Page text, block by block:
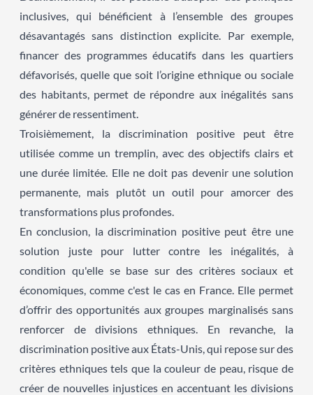
inclusives, qui bénéficient à l’ensemble des groupes
désavantagés sans distinction explicite. Par exemple,
financer des programmes éducatifs dans les quartiers
défavorisés, quelle que soit l’origine ethnique ou sociale
des habitants, permet de répondre aux inégalités sans
générer de ressentiment.
Troisièmement, la discrimination positive peut être
utilisée comme un tremplin, avec des objectifs clairs et
une durée limitée. Elle ne doit pas devenir une solution
permanente, mais plutôt un outil pour amorcer des
transformations plus profondes.
En conclusion, la discrimination positive peut être une
solution juste pour lutter contre les inégalités, à
condition qu'elle se base sur des critères sociaux et
économiques, comme c'est le cas en France. Elle permet
d’offrir des opportunités aux groupes marginalisés sans
renforcer de divisions ethniques. En revanche, la
discrimination positive aux États-Unis, qui repose sur des
critères ethniques tels que la couleur de peau, risque de
créer de nouvelles injustices en accentuant les divisions